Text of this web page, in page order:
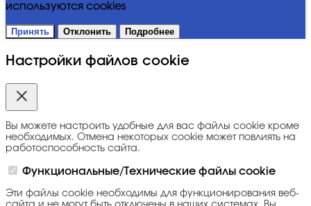
используются cookies
Принять Отклонить Подробнее
Настройки файлов cookie
Вы можете настроить удобные для вас файлы cookie кроме
необходимых. Отмена некоторых cookie может повлиять на
работоспособность сайта.
Функциональные/Технические файлы cookie
Эти файлы cookie необходимы для функционирования веб-